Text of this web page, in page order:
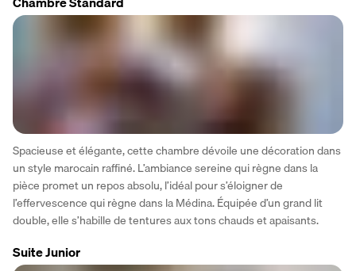
Spacieuse et élégante, cette chambre dévoile une décoration dans
un style marocain raffiné. L’ambiance sereine qui règne dans la
pièce promet un repos absolu, l’idéal pour s’éloigner de
l’effervescence qui règne dans la Médina. Équipée d’un grand lit
double, elle s’habille de tentures aux tons chauds et apaisants.
Suite Junior